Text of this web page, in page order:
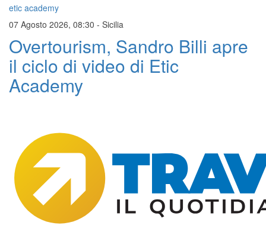
etic academy
07 Agosto 2026, 08:30 - Sicilia
Overtourism, Sandro Billi apre
il ciclo di video di Etic
Academy